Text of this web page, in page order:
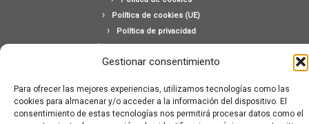
Gestionar consentimiento
Para ofrecer las mejores experiencias, utilizamos tecnologías como las
cookies para almacenar y/o acceder a la información del dispositivo. El
consentimiento de estas tecnologías nos permitirá procesar datos como el
Política de cookies (UE)
Política de privacidad